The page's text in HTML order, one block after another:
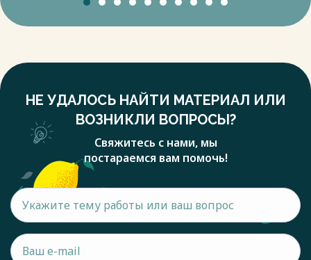
НЕ УДАЛОСЬ НАЙТИ МАТЕРИАЛ ИЛИ
ВОЗНИКЛИ ВОПРОСЫ?
Свяжитесь с нами, мы
постараемся вам помочь!